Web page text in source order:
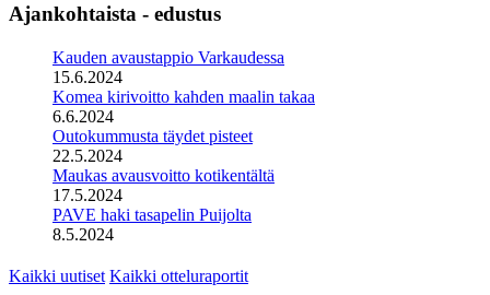
Ajankohtaista - edustus
Kauden avaustappio Varkaudessa
15.6.2024
Komea kirivoitto kahden maalin takaa
6.6.2024
Outokummusta täydet pisteet
22.5.2024
Maukas avausvoitto kotikentältä
17.5.2024
PAVE haki tasapelin Puijolta
8.5.2024
Kaikki uutiset Kaikki otteluraportit